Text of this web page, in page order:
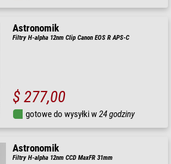
Astronomik
Filtry H-alpha 12nm Clip Canon EOS R APS-C
$ 277,00
gotowe do wysyłki w24 godziny
Astronomik
Filtry H-alpha 12nm CCD MaxFR 31mm